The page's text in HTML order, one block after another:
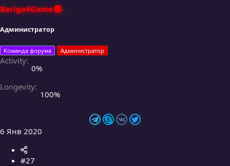
Bariga4Game
Администратор
Команда форума Администратор
Activity
0%
Longevity
100%
6 Янв 2020
#27